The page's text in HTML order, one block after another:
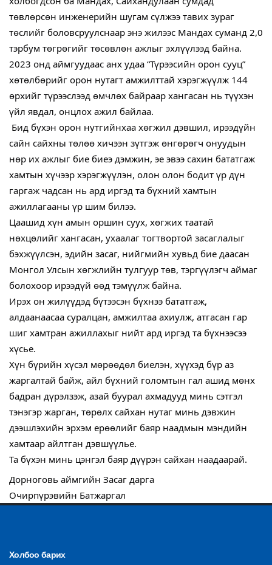
төвлөрсөн инженерийн шугам сүлжээ тавих зураг
төслийг боловсруулснаар энэ жилээс Мандах суманд 2,0
тэрбум төгрөгийг төсөвлөн ажлыг эхлүүлээд байна.
2023 онд аймгуудаас анх удаа “Түрээсийн орон сууц”
хөтөлбөрийг орон нутагт амжилттай хэрэгжүүлж 144
өрхийг түрээслээд өмчлөх байраар хангасан нь түүхэн
үйл явдал, онцлох ажил байлаа.
​ Бид бүхэн орон нутгийнхаа хөгжил дэвшил, ирээдүйн
сайн сайхны төлөө хичээн зүтгэж өнгөрөгч онуудын
нөр их ажлыг бие биеэ дэмжин, эе эвээ сахин бататгаж
хамтын хүчээр хэрэгжүүлэн, олон олон бодит үр дүн
гаргаж чадсан нь ард иргэд та бүхний хамтын
ажиллагааны үр шим билээ.
Цаашид хүн амын оршин суух, хөгжих таатай
нөхцөлийг хангасан, ухаалаг тогтвортой засаглалыг
бэхжүүлсэн, эдийн засаг, нийгмийн хувьд бие даасан
Монгол Улсын хөгжлийн тулгуур төв, тэргүүлэгч аймаг
болохоор ирээдүй өөд тэмүүлж байна.
Ирэх он жилүүдэд бүтээсэн бүхнээ бататгаж,
алдаанаасаа суралцан, амжилтаа ахиулж, атгасан гар
шиг хамтран ажиллахыг нийт ард иргэд та бүхнээсээ
хүсье.
Хүн бүрийн хүсэл мөрөөдөл биелэн, хүүхэд бүр аз
жаргалтай байж, айл бүхний голомтын гал ашид мөнх
бадран дүрэлзэж, азай буурал ахмадууд минь сэтгэл
тэнэгэр жарган, төрөлх сайхан нутаг минь дэвжин
дээшлэхийн эрхэм ерөөлийг баяр наадмын мэндийн
хамтаар айлтган дэвшүүлье.
Та бүхэн минь цэнгэл баяр дүүрэн сайхан наадаарай.
Дорноговь аймгийн Засаг дарга
Очирпүрэвийн Батжаргал
Холбоо барих